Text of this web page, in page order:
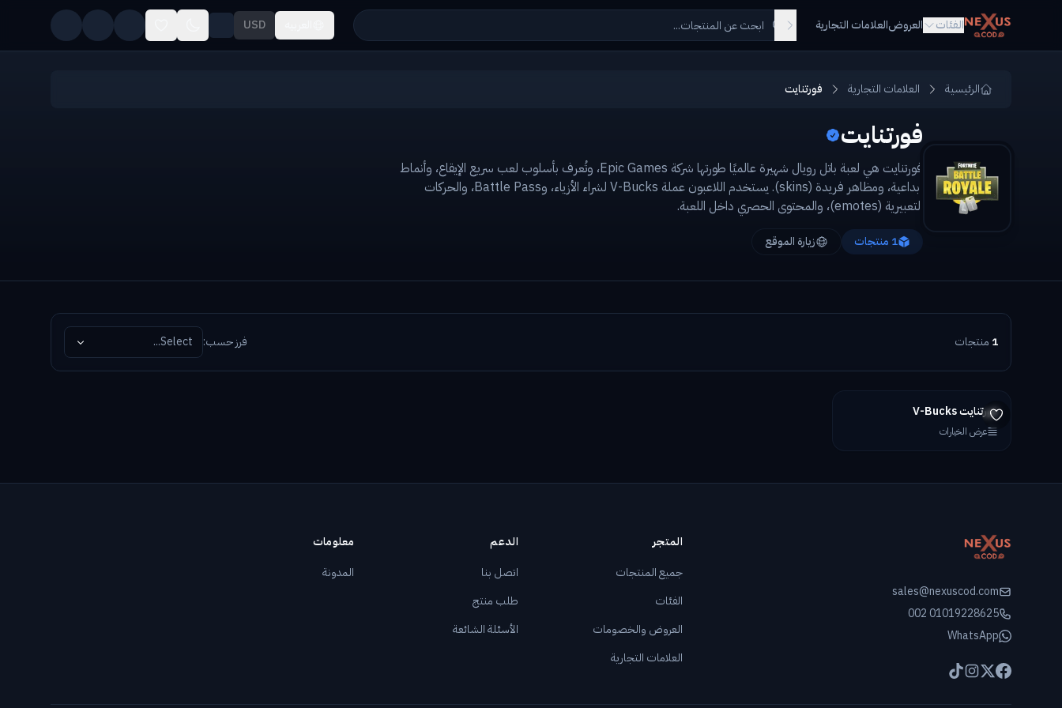
Skip to main content
الفئات العروضالعلامات التجارية USD
الرئيسية العلامات التجارية فورتنايت
فورتنايت
فورتنايت هي لعبة باتل رويال شهيرة عالميًا طورتها شركة Epic Games، وتُعرف بأسلوب لعب سريع الإيقاع، وأنماط
إبداعية، ومظاهر فريدة (skins). يستخدم اللاعبون عملة V-Bucks لشراء الأزياء، وBattle Pass، والحركات
التعبيرية (emotes)، والمحتوى الحصري داخل اللعبة.
1 منتجات زيارة الموقع
1 منتجات فرز حسب:
Select...
★مميز
فورتنايت V-Bucks
عرض الخيارات
sales@nexuscod.com
002 01019228625
WhatsApp
المتجر
جميع المنتجات
الفئات
العروض والخصومات
العلامات التجارية
الدعم
اتصل بنا
طلب منتج
الأسئلة الشائعة
معلومات
المدونة